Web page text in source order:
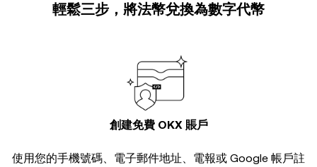
輕鬆三步，將法幣兌換為數字代幣
創建免費 OKX 賬戶
使用您的手機號碼、電子郵件地址、電報或 Google 帳戶註